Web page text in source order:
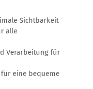
Sichtbarkeit
alle
Verarbeitung für
eine bequeme